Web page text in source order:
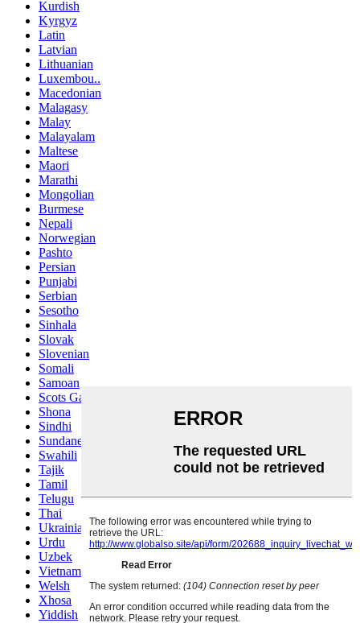
Kurdish
Kyrgyz
Latin
Latvian
Lithuanian
Luxembou..
Macedonian
Malagasy
Malay
Malayalam
Maltese
Maori
Marathi
Mongolian
Burmese
Nepali
Norwegian
Pashto
Persian
Punjabi
Serbian
Sesotho
Sinhala
Slovak
Slovenian
Somali
Samoan
Scots Gaelic
Shona
Sindhi
Sundanese
Swahili
Tajik
Tamil
Telugu
Thai
Ukrainian
Urdu
Uzbek
Vietnamese
Welsh
Xhosa
Yiddish